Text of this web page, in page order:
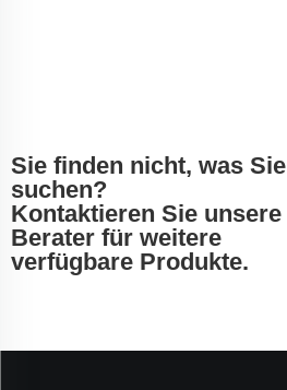
Sie finden nicht, was Sie
suchen?
Kontaktieren Sie unsere
Berater für weitere
verfügbare Produkte.